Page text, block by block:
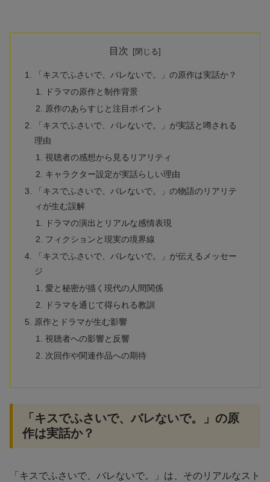
目次
「キスでふさいで、バレないで。」の原作は実話か？
ドラマの原作と制作背景
原作のあらすじと注目ポイント
「キスでふさいで、バレないで。」が実話と噂される
理由
視聴者の感想から見るリアリティ
キャラクター設定が実話らしい理由
「キスでふさいで、バレないで。」の物語のリアリテ
ィが生む誤解
ドラマの演出とリアルな感情表現
フィクションと現実の境界線
「キスでふさいで、バレないで。」が伝えるメッセー
ジ
愛と秘密が描く現代の人間関係
ドラマを通じて得られる教訓
原作とドラマが生む影響
視聴者への影響と反響
次回作や関連作品への期待
「キスでふさいで、バレないで。」の原
作は実話か？
「キスでふさいで、バレないで。」は、そのリアルなスト